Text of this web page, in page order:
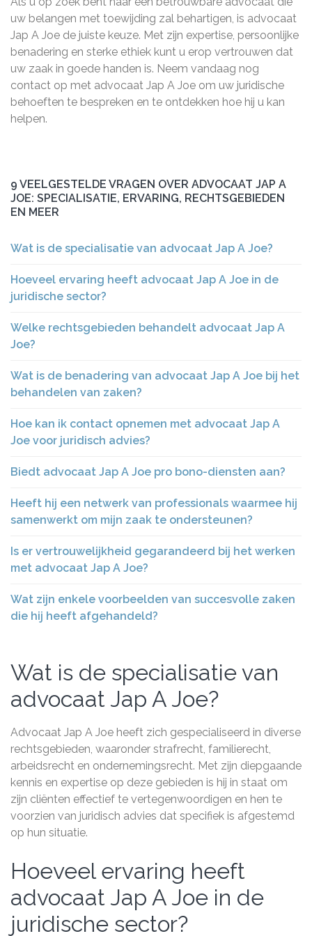
uw belangen met toewijding zal behartigen, is advocaat
Jap A Joe de juiste keuze. Met zijn expertise, persoonlijke
benadering en sterke ethiek kunt u erop vertrouwen dat
uw zaak in goede handen is. Neem vandaag nog
contact op met advocaat Jap A Joe om uw juridische
behoeften te bespreken en te ontdekken hoe hij u kan
helpen.
9 VEELGESTELDE VRAGEN OVER ADVOCAAT JAP A
JOE: SPECIALISATIE, ERVARING, RECHTSGEBIEDEN
EN MEER
Wat is de specialisatie van advocaat Jap A Joe?
Hoeveel ervaring heeft advocaat Jap A Joe in de
juridische sector?
Welke rechtsgebieden behandelt advocaat Jap A
Joe?
Wat is de benadering van advocaat Jap A Joe bij het
behandelen van zaken?
Hoe kan ik contact opnemen met advocaat Jap A
Joe voor juridisch advies?
Biedt advocaat Jap A Joe pro bono-diensten aan?
Heeft hij een netwerk van professionals waarmee hij
samenwerkt om mijn zaak te ondersteunen?
Is er vertrouwelijkheid gegarandeerd bij het werken
met advocaat Jap A Joe?
Wat zijn enkele voorbeelden van succesvolle zaken
die hij heeft afgehandeld?
Wat is de specialisatie van
advocaat Jap A Joe?
Advocaat Jap A Joe heeft zich gespecialiseerd in diverse
rechtsgebieden, waaronder strafrecht, familierecht,
arbeidsrecht en ondernemingsrecht. Met zijn diepgaande
kennis en expertise op deze gebieden is hij in staat om
zijn cliënten effectief te vertegenwoordigen en hen te
voorzien van juridisch advies dat specifiek is afgestemd
op hun situatie.
Hoeveel ervaring heeft
advocaat Jap A Joe in de
juridische sector?